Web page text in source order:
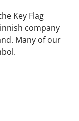
Key Flag
company
Many of our